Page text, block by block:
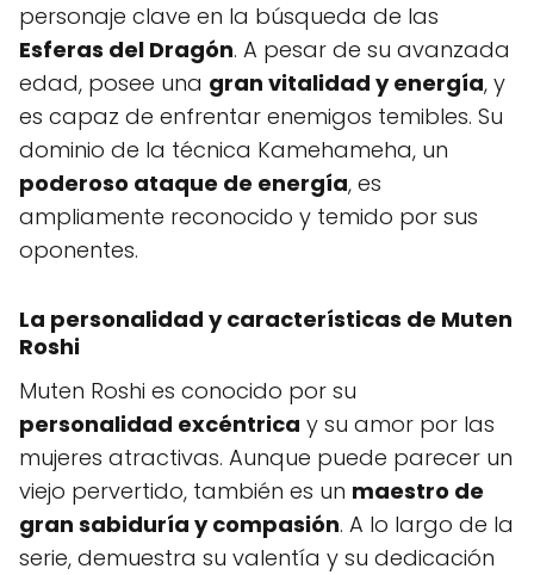
personaje clave en la búsqueda de las
Esferas del Dragón. A pesar de su avanzada
edad, posee una gran vitalidad y energía, y
es capaz de enfrentar enemigos temibles. Su
dominio de la técnica Kamehameha, un
poderoso ataque de energía, es
ampliamente reconocido y temido por sus
oponentes.
La personalidad y características de Muten
Roshi
Muten Roshi es conocido por su
personalidad excéntrica y su amor por las
mujeres atractivas. Aunque puede parecer un
viejo pervertido, también es un maestro de
gran sabiduría y compasión. A lo largo de la
serie, demuestra su valentía y su dedicación